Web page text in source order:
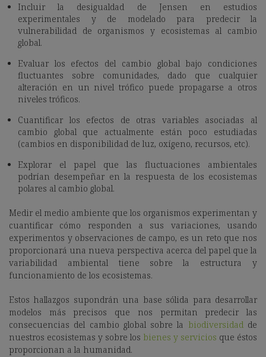
Incluir la desigualdad de Jensen en estudios
experimentales y de modelado para predecir la
vulnerabilidad de organismos y ecosistemas al cambio
global.
Evaluar los efectos del cambio global bajo condiciones
fluctuantes sobre comunidades, dado que cualquier
alteración en un nivel trófico puede propagarse a otros
niveles tróficos.
Cuantificar los efectos de otras variables asociadas al
cambio global que actualmente están poco estudiadas
(cambios en disponibilidad de luz, oxígeno, recursos, etc).
Explorar el papel que las fluctuaciones ambientales
podrían desempeñar en la respuesta de los ecosistemas
polares al cambio global.
Medir el medio ambiente que los organismos experimentan y
cuantificar cómo responden a sus variaciones, usando
experimentos y observaciones de campo, es un reto que nos
proporcionará una nueva perspectiva acerca del papel que la
variabilidad ambiental tiene sobre la estructura y
funcionamiento de los ecosistemas.
Estos hallazgos supondrán una base sólida para desarrollar
modelos más precisos que nos permitan predecir las
consecuencias del cambio global sobre la biodiversidad de
nuestros ecosistemas y sobre los bienes y servicios que éstos
proporcionan a la humanidad.